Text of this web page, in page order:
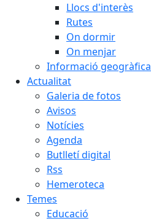
Llocs d'interès
Rutes
On dormir
On menjar
Informació geogràfica
Actualitat
Galeria de fotos
Avisos
Notícies
Agenda
Butlletí digital
Rss
Hemeroteca
Temes
Educació